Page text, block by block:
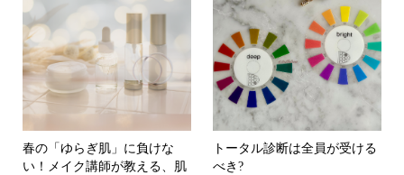
春の「ゆらぎ肌」に負けな
い！メイク講師が教える、肌
トータル診断は全員が受ける
べき?